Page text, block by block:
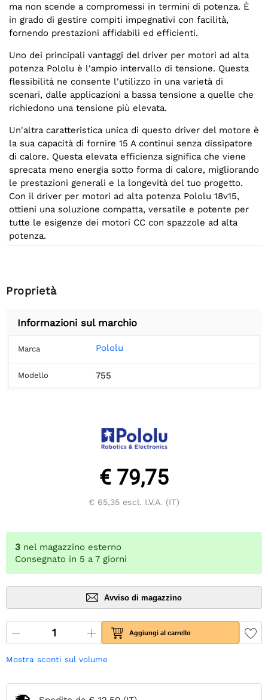
ma non scende a compromessi in termini di potenza. È
in grado di gestire compiti impegnativi con facilità,
fornendo prestazioni affidabili ed efficienti.
Uno dei principali vantaggi del driver per motori ad alta
potenza Pololu è l'ampio intervallo di tensione. Questa
flessibilità ne consente l'utilizzo in una varietà di
scenari, dalle applicazioni a bassa tensione a quelle che
richiedono una tensione più elevata.
Un'altra caratteristica unica di questo driver del motore è
la sua capacità di fornire 15 A continui senza dissipatore
di calore. Questa elevata efficienza significa che viene
sprecata meno energia sotto forma di calore, migliorando
le prestazioni generali e la longevità del tuo progetto.
Con il driver per motori ad alta potenza Pololu 18v15,
ottieni una soluzione compatta, versatile e potente per
tutte le esigenze dei motori CC con spazzole ad alta
potenza.
Proprietà
Informazioni sul marchio
Marca Pololu
Modello 755
€ 79,75
€ 65,35 escl. I.V.A. (IT)
3 nel magazzino esterno
Consegnato in 5 a 7 giorni
Avviso di magazzino
Aggiungi al carrello
Mostra sconti sul volume